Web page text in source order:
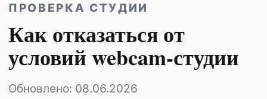
ПРОВЕРКА СТУДИИ
Как отказаться от
условий webcam-студии
Обновлено: 08.06.2026